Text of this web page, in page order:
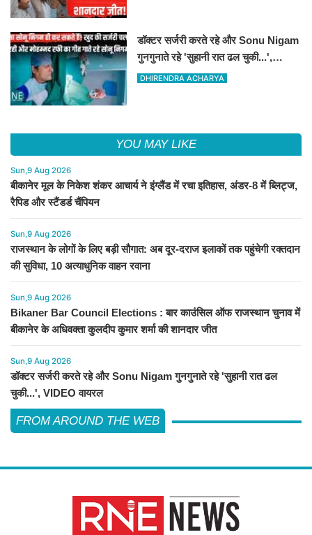
डॉक्टर सर्जरी करते रहे और Sonu Nigam
गुनगुनाते रहे 'सुहानी रात ढल चुकी...',
VIDEO वायरल
DHIRENDRA ACHARYA
YOU MAY LIKE
Sun,9 Aug 2026
बीकानेर मूल के निकेश शंकर आचार्य ने इंग्लैंड में रचा इतिहास, अंडर-8 में ब्लिट्ज,
रैपिड और स्टैंडर्ड चैंपियन
Sun,9 Aug 2026
राजस्थान के लोगों के लिए बड़ी सौगात: अब दूर-दराज इलाकों तक पहुंचेगी रक्तदान
की सुविधा, 10 अत्याधुनिक वाहन रवाना
Sun,9 Aug 2026
Bikaner Bar Council Elections : बार काउंसिल ऑफ राजस्थान चुनाव में
बीकानेर के अधिवक्ता कुलदीप कुमार शर्मा की शानदार जीत
Sun,9 Aug 2026
डॉक्टर सर्जरी करते रहे और Sonu Nigam गुनगुनाते रहे 'सुहानी रात ढल
चुकी...', VIDEO वायरल
FROM AROUND THE WEB